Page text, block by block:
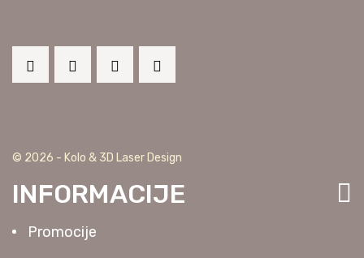
© 2026 - Kolo & 3D Laser Design
INFORMACIJE
Promocije